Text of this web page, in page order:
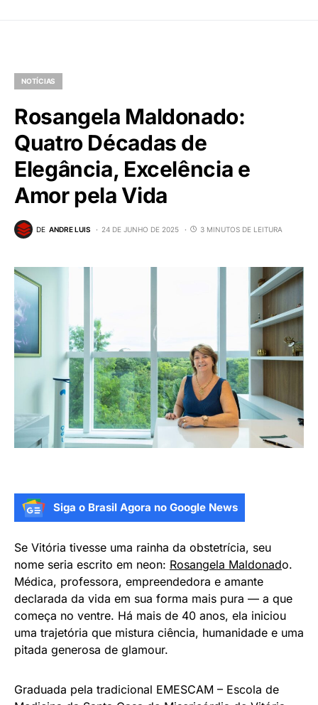
NOTÍCIAS
Rosangela Maldonado:
Quatro Décadas de
Elegância, Excelência e
Amor pela Vida
DE ANDRE LUIS 24 DE JUNHO DE 2025 3 MINUTOS DE LEITURA
Siga o Brasil Agora no Google News
Se Vitória tivesse uma rainha da obstetrícia, seu
nome seria escrito em neon: Rosangela Maldonado.
Médica, professora, empreendedora e amante
declarada da vida em sua forma mais pura — a que
começa no ventre. Há mais de 40 anos, ela iniciou
uma trajetória que mistura ciência, humanidade e uma
pitada generosa de glamour.
Graduada pela tradicional EMESCAM – Escola de